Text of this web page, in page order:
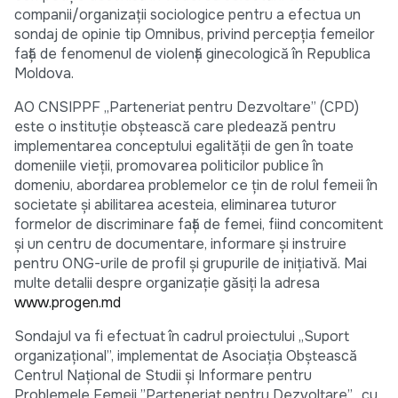
companii/organizații sociologice pentru a efectua un
sondaj de opinie tip Omnibus, privind percepția femeilor
față de fenomenul de violență ginecologică în Republica
Moldova.
AO CNSIPPF „Parteneriat pentru Dezvoltare” (CPD)
este o instituție obștească care pledează pentru
implementarea conceptului egalității de gen în toate
domeniile vieții, promovarea politicilor publice în
domeniu, abordarea problemelor ce ţin de rolul femeii în
societate şi abilitarea acesteia, eliminarea tuturor
formelor de discriminare faţă de femei, fiind concomitent
şi un centru de documentare, informare şi instruire
pentru ONG-urile de profil şi grupurile de inițiativă. Mai
multe detalii despre organizație găsiți la adresa
www.progen.md
Sondajul va fi efectuat în cadrul proiectului „Suport
organizațional”, implementat de Asociația Obștească
Centrul Național de Studii și Informare pentru